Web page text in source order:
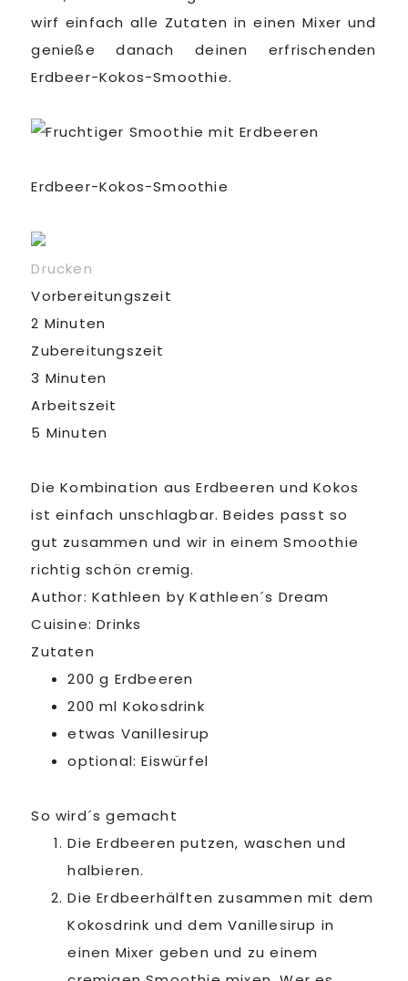
wirf einfach alle Zutaten in einen Mixer und
genieße danach deinen erfrischenden
Erdbeer-Kokos-Smoothie.
Erdbeer-Kokos-Smoothie
Drucken
Vorbereitungszeit
2 Minuten
Zubereitungszeit
3 Minuten
Arbeitszeit
5 Minuten
Die Kombination aus Erdbeeren und Kokos
ist einfach unschlagbar. Beides passt so
gut zusammen und wir in einem Smoothie
richtig schön cremig.
Author: Kathleen by Kathleen´s Dream
Cuisine:Drinks
Zutaten
200 g Erdbeeren
200 ml Kokosdrink
etwas Vanillesirup
optional: Eiswürfel
So wird´s gemacht
Die Erdbeeren putzen, waschen und
halbieren.
Die Erdbeerhälften zusammen mit dem
Kokosdrink und dem Vanillesirup in
einen Mixer geben und zu einem